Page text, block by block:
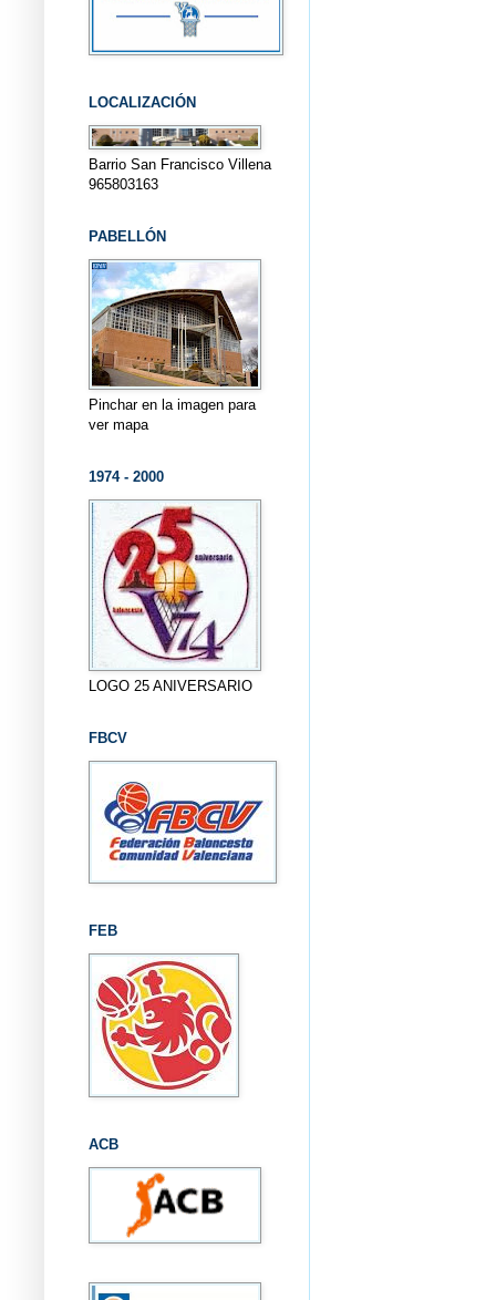
LOCALIZACIÓN
Barrio San Francisco Villena
965803163
PABELLÓN
Pinchar en la imagen para
ver mapa
1974 - 2000
LOGO 25 ANIVERSARIO
FBCV
FEB
ACB